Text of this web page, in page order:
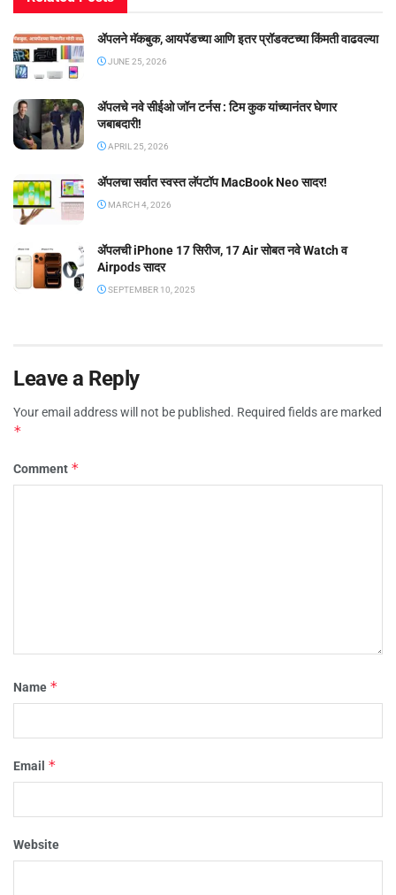
ॲपलने मॅकबुक, आयपॅडच्या आणि इतर प्रॉडक्टच्या किंमती वाढवल्या
JUNE 25, 2026
ॲपलचे नवे सीईओ जॉन टर्नस : टिम कुक यांच्यानंतर घेणार
जबाबदारी!
APRIL 25, 2026
ॲपलचा सर्वात स्वस्त लॅपटॉप MacBook Neo सादर!
MARCH 4, 2026
ॲपलची iPhone 17 सिरीज, 17 Air सोबत नवे Watch व
Airpods सादर
SEPTEMBER 10, 2025
Leave a Reply
Your email address will not be published. Required fields are marked
*
Comment *
Name *
Email *
Website